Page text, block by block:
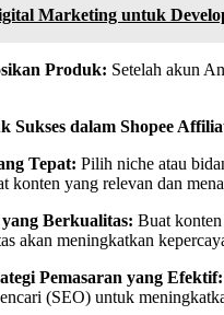
Marketing untuk
Produk: Setelah akun
Sukses dalam Shopee
Tepat: Pilih niche atau
konten yang relevan dan
Berkualitas: Buat
akan meningkatkan
Pemasaran yang Efektif:
(SEO) untuk